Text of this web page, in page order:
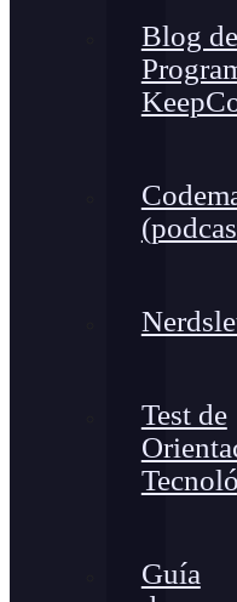
Blog de
Test de
Guía